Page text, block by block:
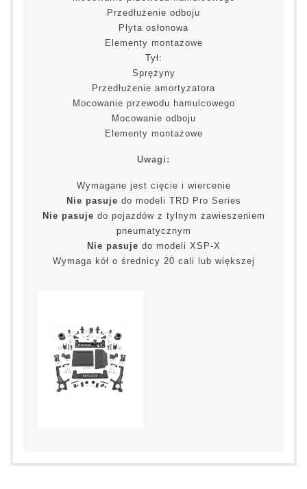
Przedłużenie odboju
Płyta osłonowa
Elementy montażowe
Tył:
Sprężyny
Przedłużenie amortyzatora
Mocowanie przewodu hamulcowego
Mocowanie odboju
Elementy montażowe
Uwagi:
Wymagane jest cięcie i wiercenie
Nie pasuje do modeli TRD Pro Series
Nie pasuje do pojazdów z tylnym zawieszeniem
pneumatycznym
Nie pasuje do modeli XSP-X
Wymaga kół o średnicy 20 cali lub większej